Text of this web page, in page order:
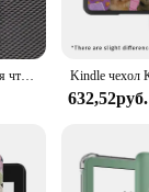
632,52руб.